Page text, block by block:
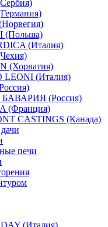
(Польша)
(Италия)
(Хорватия)
LEONI (Италия)
БАВАРИЯ (Россия)
(Франция)
CASTINGS (Канада)
печи
(Италия)